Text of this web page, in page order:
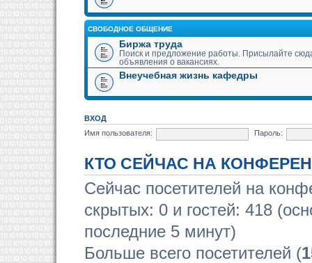
СВОБОДНОЕ ОБЩЕНИЕ
Биржа труда
Поиск и предложение работы. Присылайте
объявления о вакансиях.
Внеучебная жизнь кафедры
ВХОД
Имя пользователя:
Пароль:
КТО СЕЙЧАС НА
Сейчас посетителей на
скрытых: 0 и гостей: 418
последние 5 минут)
Больше всего посетителей (